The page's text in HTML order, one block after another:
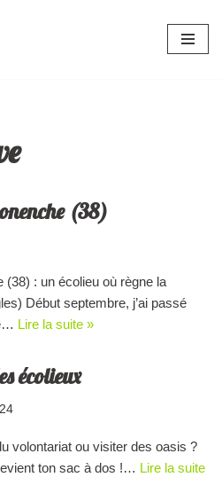
(38)
(38) : un écolieu où règne la
Début septembre, j’ai passé
Lire la suite »
écolieux
volontariat ou visiter des oasis ?
ton sac à dos !… Lire la suite